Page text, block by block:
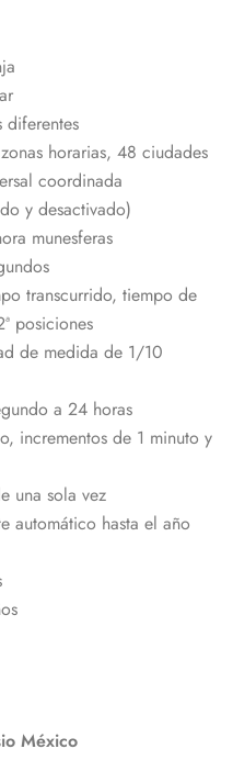
horarias, 48 ciudades
coordinada
y desactivado)
munesferas
transcurrido, tiempo de
posiciones
de medida de 1/10
a 24 horas
incrementos de 1 minuto y
una sola vez
automático hasta el año
México